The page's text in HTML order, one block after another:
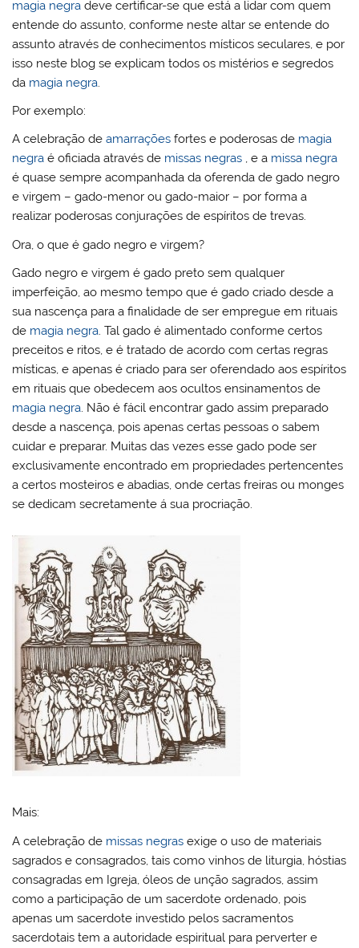
magia negra deve certificar-se que está a lidar com quem
entende do assunto, conforme neste altar se entende do
assunto através de conhecimentos místicos seculares, e por
isso neste blog se explicam todos os mistérios e segredos
da magia negra
Por exemplo:
A celebração deamarrações fortes e poderosas de magia
negra é oficiada através de missas negras , e a missa negra
é quase sempre acompanhada da oferenda de gado negro
e virgem – gado-menor ou gado-maior – por forma a
realizar poderosas conjurações de espíritos de trevas.
Ora, o que é gado negro e virgem?
Gado negro e virgem é gado preto sem qualquer
imperfeição, ao mesmo tempo que é gado criado desde a
sua nascença para a finalidade de ser empregue em rituais
de magia negra. Tal gado é alimentado conforme certos
preceitos e ritos, e é tratado de acordo com certas regras
místicas, e apenas é criado para ser oferendado aos espíritos
em rituais que obedecem aos ocultos ensinamentos de
magia negra. Não é fácil encontrar gado assim preparado
desde a nascença, pois apenas certas pessoas o sabem
cuidar e preparar. Muitas das vezes esse gado pode ser
exclusivamente encontrado em propriedades pertencentes
a certos mosteiros e abadias, onde certas freiras ou monges
se dedicam secretamente á sua procriação.
Mais:
A celebração de missas negras exige o uso de materiais
sagrados e consagrados, tais como vinhos de liturgia, hóstias
consagradas em Igreja, óleos de unção sagrados, assim
como a participação de um sacerdote ordenado, pois
apenas um sacerdote investido pelos sacramentos
sacerdotais tem a autoridade espiritual para perverter e